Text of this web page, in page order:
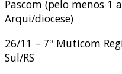
Pascom (pelo menos 1
Arqui/diocese)
26/11 – 7º Muticom
Sul/RS